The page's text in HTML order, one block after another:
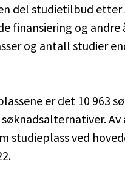
del studietilbud
finansiering og andre
og antall studier
er det 10 963
studieplass ved